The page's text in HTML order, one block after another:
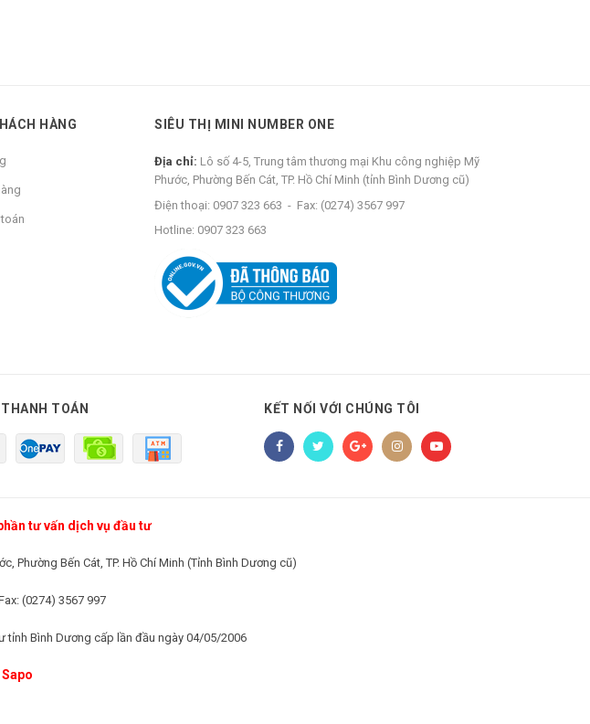
HÀNG SIÊU THỊ MINI NUMBER ONE
Địa chỉ: Lô số 4-5, Trung tâm thương mại Khu công nghiệp Mỹ
Phước, Phường Bến Cát, TP. Hồ Chí Minh (tỉnh Bình Dương cũ)
Điện thoại: 0907 323 663 - Fax: (0274) 3567 997
Hotline: 0907 323 663
TOÁN KẾT NỐI VỚI CHÚNG TÔI
tư vấn dịch vụ đầu tư
Phường Bến Cát, TP. Hồ Chí Minh (Tỉnh Bình Dương cũ)
(0274) 3567 997
tỉnh Bình Dương cấp lần đầu ngày 04/05/2006
Sapo